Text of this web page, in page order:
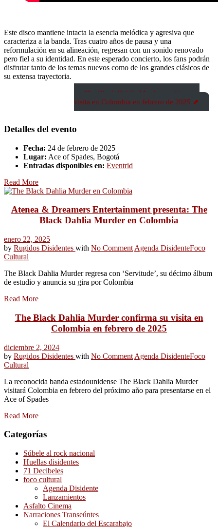
Este disco mantiene intacta la esencia melódica y agresiva que
caracteriza a la banda. Tras cuatro años de pausa y una
reformulación en su alineación, regresan con un sonido renovado
pero fiel a su identidad. En este esperado concierto, los fans podrán
disfrutar tanto de los temas nuevos como de los grandes clásicos de
su extensa trayectoria.
The Black Dahlia Murder confirma su
visita en Colombia en febrero de 2025 ⬈
Detalles del evento
Fecha: 24 de febrero de 2025
Lugar: Ace of Spades, Bogotá
Entradas disponibles en: Eventrid
Read More
Atenea & Dreamers Entertainment presenta: The
Black Dahlia Murder en Colombia
enero 22, 2025
by Rugidos Disidentes with No Comment Agenda DisidenteFoco
Cultural
The Black Dahlia Murder regresa con ‘Servitude’, su décimo álbum
de estudio y anuncia su gira por Colombia
Read More
The Black Dahlia Murder confirma su visita en
Colombia en febrero de 2025
diciembre 2, 2024
by Rugidos Disidentes with No Comment Agenda DisidenteFoco
Cultural
La reconocida banda estadounidense The Black Dahlia Murder
visitará Colombia en febrero del próximo año para presentarse en el
Ace of Spades
Read More
Categorías
Súbele al rock nacional
Huellas disidentes
71 Decibeles
foco cultural
Agenda Disidente
Lanzamientos
Asfalto Cinema
Narraciones Transeúntes
El Calendario del Escarabajo